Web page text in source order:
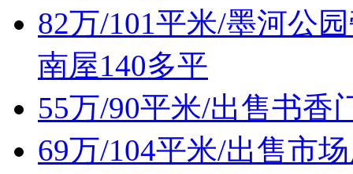
82万/101平米/墨河公
南屋140多平
55万/90平米/出售书香
69万/104平米/出售市